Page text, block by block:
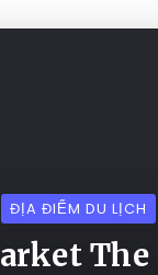
ĐỊA ĐIỂM DU LỊCH
The